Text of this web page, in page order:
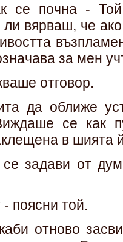
се почна -
ли вярваш, че
за мен
отговор.
да оближе
се как
в шията
задави от
поясни той.
отново